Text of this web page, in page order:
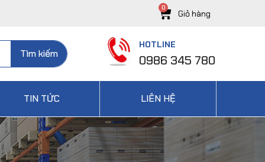
Tìm kiếm
HOTLINE
0986 345 780
TIN TỨC LIÊN HỆ